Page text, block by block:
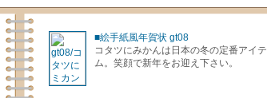
■絵手紙風年賀状 gt08
コタツにみかんは日本の冬の定番アイテ
ム。笑顔で新年をお迎え下さい。